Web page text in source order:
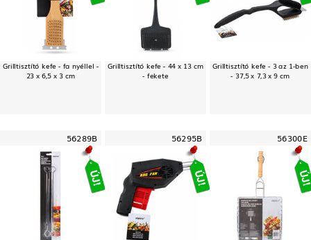
Grilltisztító kefe - fa nyéllel -
23 x 6,5 x 3 cm
Grilltisztító kefe - 44 x 13 cm
- fekete
Grilltisztító kefe - 3 az 1-ben
- 37,5 x 7,3 x 9 cm
56289B 56295B 56300E